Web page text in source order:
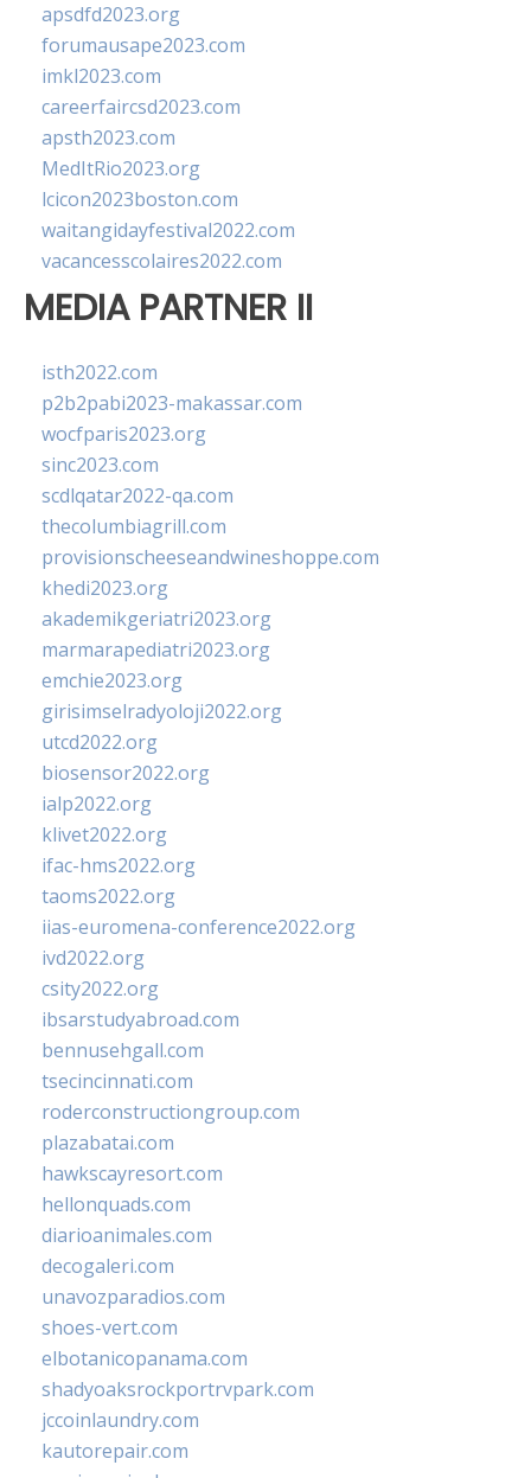
apsdfd2023.org
forumausape2023.com
imkl2023.com
careerfaircsd2023.com
apsth2023.com
MedItRio2023.org
lcicon2023boston.com
waitangidayfestival2022.com
vacancesscolaires2022.com
MEDIA PARTNER II
isth2022.com
p2b2pabi2023-makassar.com
wocfparis2023.org
sinc2023.com
scdlqatar2022-qa.com
thecolumbiagrill.com
provisionscheeseandwineshoppe.com
khedi2023.org
akademikgeriatri2023.org
marmarapediatri2023.org
emchie2023.org
girisimselradyoloji2022.org
utcd2022.org
biosensor2022.org
ialp2022.org
klivet2022.org
ifac-hms2022.org
taoms2022.org
iias-euromena-conference2022.org
ivd2022.org
csity2022.org
ibsarstudyabroad.com
bennusehgall.com
tsecincinnati.com
roderconstructiongroup.com
plazabatai.com
hawkscayresort.com
hellonquads.com
diarioanimales.com
decogaleri.com
unavozparadios.com
shoes-vert.com
elbotanicopanama.com
shadyoaksrockportrvpark.com
jccoinlaundry.com
kautorepair.com